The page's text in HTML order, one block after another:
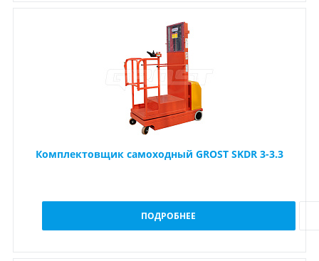
Комплектовщик самоходный GROST SKDR 3-3.3
ПОДРОБНЕЕ